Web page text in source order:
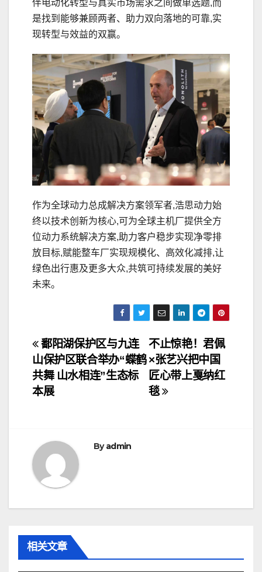
伴电动化转型与真实市场需求之间做单选题,而
是找到能够兼顾两者、助力双向落地的可靠,实
现转型与效益的双赢。
作为全球动力总成解决方案领军者,浩思动力始
终以技术创新为核心,可为全球主机厂提供全方
位动力系统解决方案,助力客户稳步实现净零排
放目标,赋能整车厂实现规模化、高效化减排,让
绿色出行惠及更多大众,共筑可持续发展的美好
未来。
文
章
导
不止惊艳！君佩
×张艺兴把中国
匠心带上戛纳红
毯
鄱阳湖保护区与九连
山保护区联合举办“蝶鹤
共舞 山水相连”生态标
本展
Byadmin
相关文章